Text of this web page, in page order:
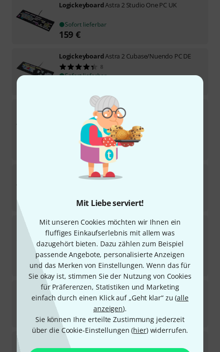
Mit Liebe serviert!
Mit unseren Cookies möchten wir Ihnen ein
fluffiges Einkaufserlebnis mit allem was
dazugehört bieten. Dazu zählen zum Beispiel
passende Angebote, personalisierte Anzeigen
und das Merken von Einstellungen. Wenn das für
Sie okay ist, stimmen Sie der Nutzung von Cookies
für Präferenzen, Statistiken und Marketing
einfach durch einen Klick auf „Geht klar“ zu (alle
anzeigen).
Sie können Ihre erteilte Zustimmung jederzeit
über die Cookie-Einstellungen (hier) widerrufen.
LogickeyboardAstra 2 Studio One PC UK
Sofort lieferbar
159 €
LogickeyboardAstra 2 Cubase/Nuendo PC DE
8
Sofort lieferbar
LogickeyboardTitan Avid Pro Tools F B-Stock
Sofort lieferbar
30-Tage-Bestpreis
Logickeyboard Astra 2 Large Print PC DE
€
Logickeyboard Titan Apple Logic Pro B-Stock
Sofort lieferbar
137 €
30-Tage-Bestpreis:153 €
-10%
LogickeyboardTitan Steinberg Cubase B-Stock
Sofort lieferbar
153 €
Editors Keys